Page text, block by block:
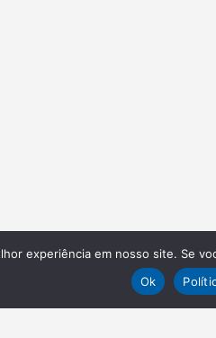
experiência em nosso site. Se
Ok